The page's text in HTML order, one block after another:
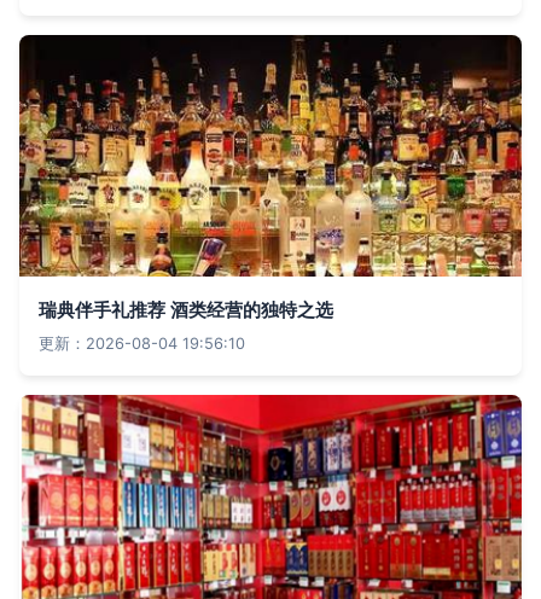
瑞典伴手礼推荐 酒类经营的独特之选
更新：2026-08-04 19:56:10